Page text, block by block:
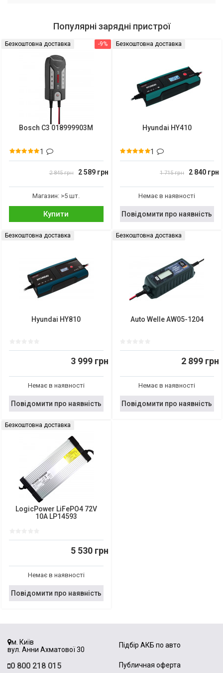
Популярні зарядні пристрої
-9%
Безкоштовна доставка
Bosch C3 018999903M
1
2 845 грн 2 589 грн
Магазин: >5 шт.
Купити
Безкоштовна доставка
Hyundai HY410
1
1 715 грн 2 840 грн
Немає в наявності
Повідомити про наявність
Безкоштовна доставка
Hyundai HY810
3 999 грн
Немає в наявності
Повідомити про наявність
Безкоштовна доставка
Auto Welle AW05-1204
2 899 грн
Немає в наявності
Повідомити про наявність
Безкоштовна доставка
LogicPower LiFePO4 72V
10A LP14593
5 530 грн
Немає в наявності
Повідомити про наявність
м. Київ
вул. Анни Ахматової 30
0 800 218 015
Підбір АКБ по авто
Публичная оферта